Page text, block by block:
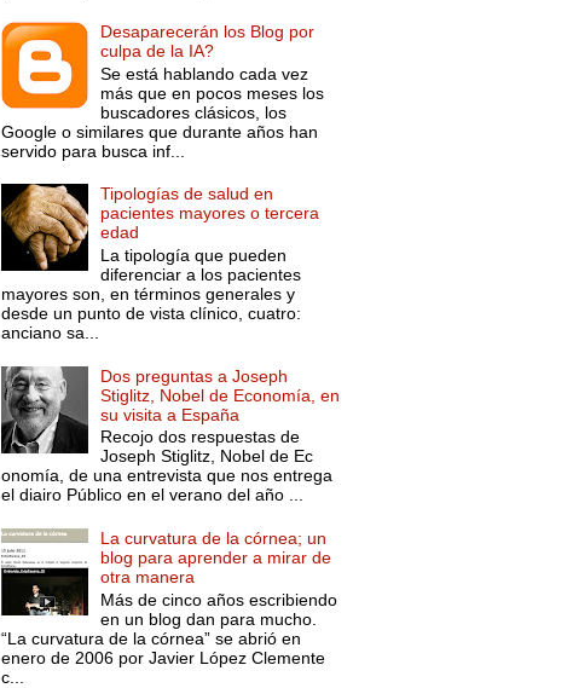
Desaparecerán los Blog por
culpa de la IA?
Se está hablando cada vez
más que en pocos meses los
buscadores clásicos, los
Google o similares que durante años han
servido para busca inf...
Tipologías de salud en
pacientes mayores o tercera
edad
La tipología que pueden
diferenciar a los pacientes
mayores son, en términos generales y
desde un punto de vista clínico, cuatro:
anciano sa...
Dos preguntas a Joseph
Stiglitz, Nobel de Economía, en
su visita a España
Recojo dos respuestas de
Joseph Stiglitz, Nobel de Ec
onomía, de una entrevista que nos entrega
el diairo Público en el verano del año ...
La curvatura de la córnea; un
blog para aprender a mirar de
otra manera
Más de cinco años escribiendo
en un blog dan para mucho.
“La curvatura de la córnea” se abrió en
enero de 2006 por Javier López Clemente
c...